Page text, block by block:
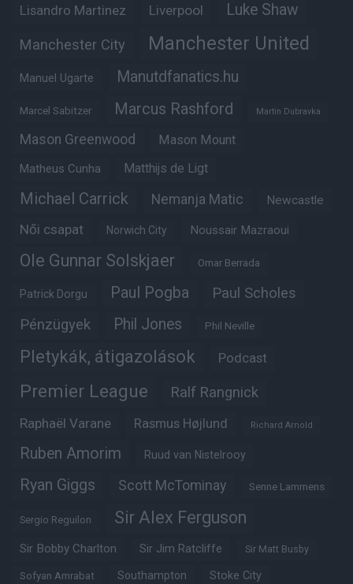
Lisandro Martinez Liverpool Luke Shaw
Manchester City Manchester United
Manuel Ugarte Manutdfanatics.hu
Marcel Sabitzer Marcus Rashford Martin Dubravka
Mason Greenwood Mason Mount
Matheus Cunha Matthijs de Ligt
Michael Carrick Nemanja Matic Newcastle
Női csapat Norwich City Noussair Mazraoui
Ole Gunnar Solskjaer Omar Berrada
Patrick Dorgu Paul Pogba Paul Scholes
Pénzügyek Phil Jones Phil Neville
Pletykák, átigazolások Podcast
Premier League Ralf Rangnick
Raphaël Varane Rasmus Højlund Richard Arnold
Ruben Amorim Ruud van Nistelrooy
Ryan Giggs Scott McTominay Senne Lammens
Sergio Reguilon Sir Alex Ferguson
Sir Bobby Charlton Sir Jim Ratcliffe Sir Matt Busby
Sofyan Amrabat Southampton Stoke City